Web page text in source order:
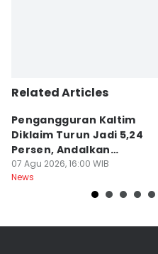
Related Articles
Pengangguran Kaltim
Diklaim Turun Jadi 5,24
Persen, Andalkan
Pertanian
07 Agu 2026, 16:00 WIB
News